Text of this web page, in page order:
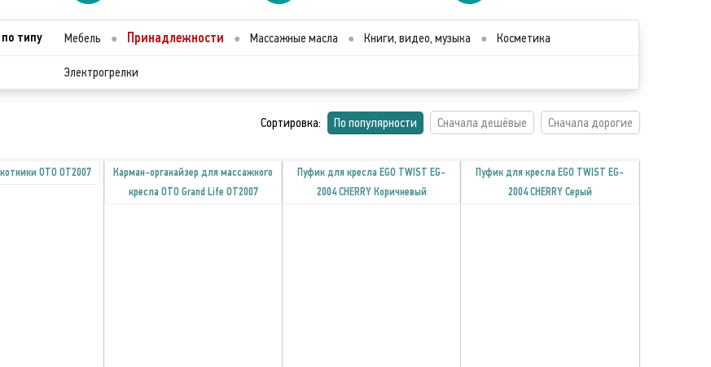
типу Мебель ● Принадлежности ● Массажные масла ● Книги, видео, музыка ● Косметика
Электрогрелки
Сортировка: По популярности Сначала дешёвые Сначала дорогие
OTO OT2007
Карман-органайзер для массажного
кресла OTO Grand Life OT2007
Пуфик для кресла EGO TWIST EG-
2004 CHERRY Коричневый
Пуфик для кресла EGO TWIST EG-
2004 CHERRY Серый